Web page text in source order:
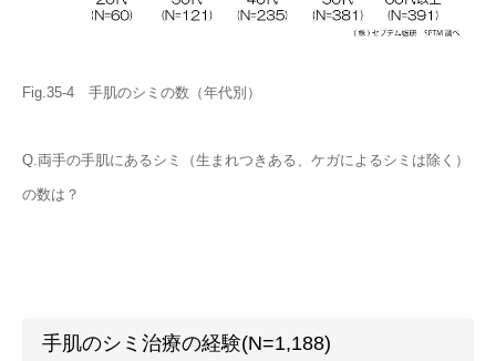
Fig.35-4 手肌のシミの数（年代別）
Q.両手の手肌にあるシミ（生まれつきある、ケガによるシミは除く）
の数は？
手肌のシミ治療の経験(N=1,188)